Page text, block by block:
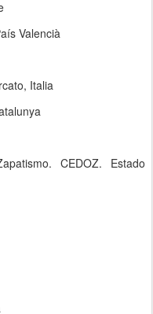
Valencià
Italia
CEDOZ. Estado